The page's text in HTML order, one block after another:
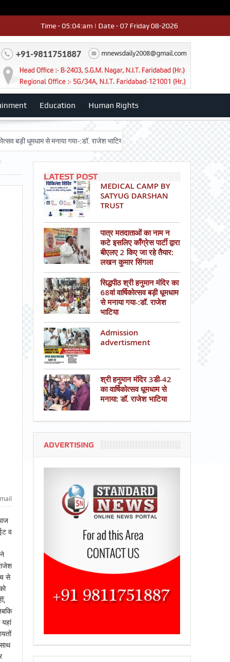
Time - 05:04:am | Date - 07 Friday 08-2026
Education Human Rights
से मनाया गया-:डॉ. राजेश भाटिया Admission advertisment श्री
व
से
LATEST POST
MEDICAL CAMP BY
SATYUG DARSHAN
TRUST
पात्र मतदाताओं का नाम न
कटे इसलिए काँग्रेस पार्टी द्वारा
बीएलए 2 किए जा रहे तैयार:
लखन कुमार सिंगला
सिद्धपीठ श्री हनुमान मंदिर का
68वां वार्षिकोत्सव बड़ी धूमधाम
से मनाया गया-:डॉ. राजेश
भाटिया
Admission
advertisment
श्री हनुमान मंदिर 3डी-42
का वार्षिकोत्सव धूमधाम से
मनाया: डॉ. राजेश भाटिया
ADVERTISING